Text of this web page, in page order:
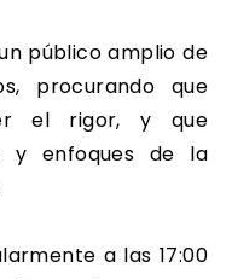
público amplio de
procurando que
el rigor, y que
y enfoques de la
a las 17:00